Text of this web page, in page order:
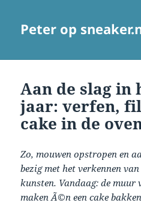
Peter op
Aan de slag in
jaar: verfen,
cake in de
Zo, mouwen opstropen en
bezig met het verkennen
kunsten. Vandaag: de muur
maken Ã©n een cake bakken